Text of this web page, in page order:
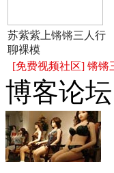
苏紫紫上锵锵三人行
聊裸模
[免费视频社区] 锵锵
博客论坛